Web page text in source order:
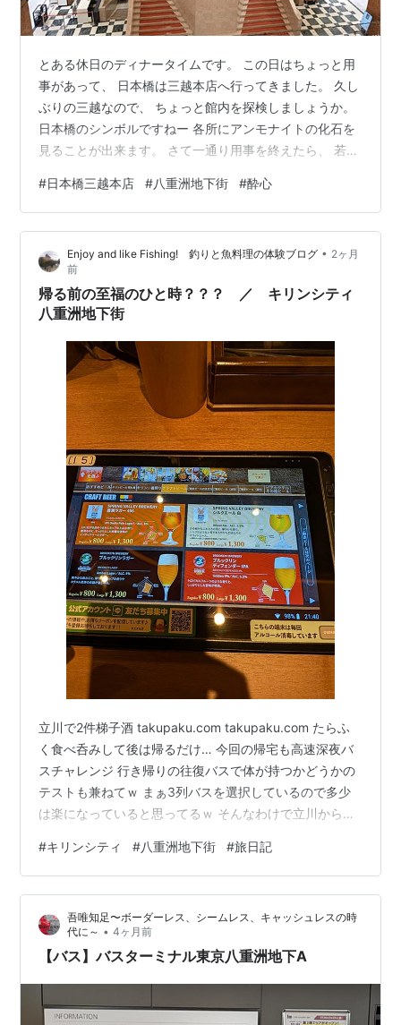
とある休日のディナータイムです。 この日はちょっと用
事があって、 日本橋は三越本店へ行ってきました。 久し
ぶりの三越なので、 ちょっと館内を探検しましょうか。
日本橋のシンボルですねー 各所にアンモナイトの化石を
見ることが出来ます。 さて一通り用事を終えたら、 若干
かくなので何か美味しいものでも食べようと、 少し歩い
て東京駅までやって来ました。 久しぶりに八重洲地下街
を散策しましょうか。 レストラン街の中から、 今回はコ
チラへお世話になります！ 酔心さんです～ 以前いつだっ
たか訪問した時は、 満席で入店出来なかったんですよね
ー 念願だったお…
#日本橋三越本店 #八重洲地下街 #酔心
Enjoy and like Fishing! 釣りと魚料理の体験ブログ • 2ヶ月
前
帰る前の至福のひと時？？？ ／ キリンシティ
八重洲地下街
立川で2件梯子酒 takupaku.com takupaku.com たらふ
く食べ呑みして後は帰るだけ… 今回の帰宅も高速深夜バ
スチャレンジ 行き帰りの往復バスで体が持つかどうかの
テストも兼ねてｗ まぁ3列バスを選択しているので多少
は楽になっていると思ってるｗ そんなわけで立川から中
央線の使える立川が便利なのである。 そんなわけで東京
駅に到着 バスの時間までもう少しある…時間つぶしに八
重洲地下街ぶらぶらり 21時過ぎではあるので少しずつ閑
散としてきているものの飲み屋は開いている状況 既に居
酒屋2件の梯子…まぁちょっとダケなら問題ないでしょｗ
…
#キリンシティ #八重洲地下街 #旅日記
吾唯知足〜ボーダーレス、シームレス、キャッシュレスの時
代に～ • 4ヶ月前
【バス】バスターミナル東京八重洲地下A